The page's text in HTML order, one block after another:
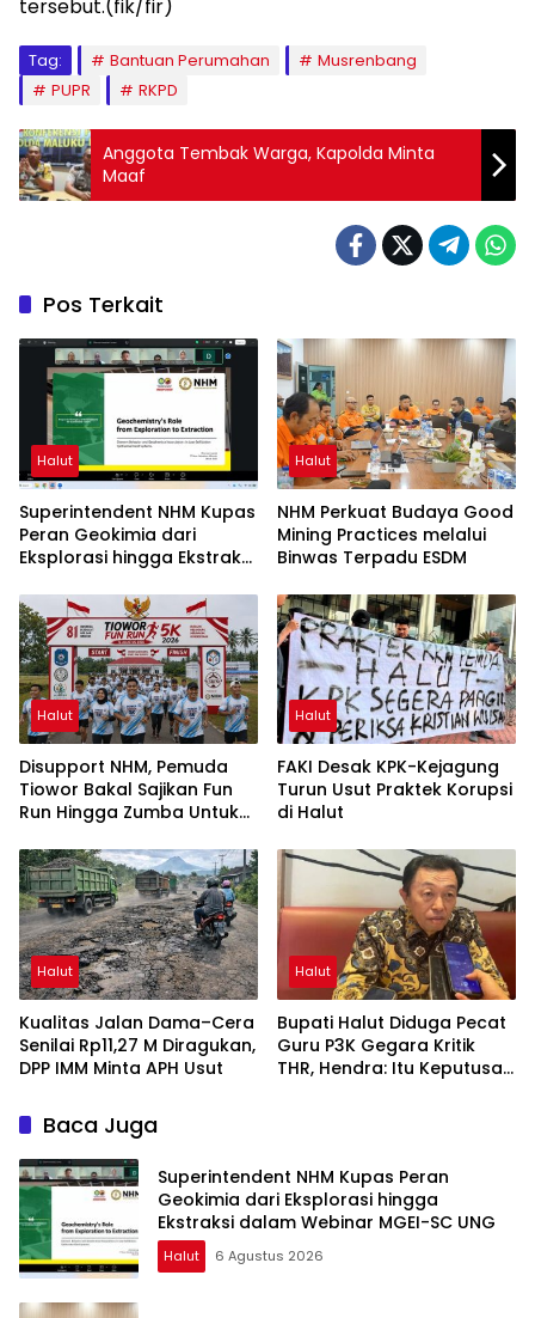
tersebut.(fik/fir)
Tag: Bantuan Perumahan
Musrenbang
PUPR
RKPD
Anggota Tembak Warga, Kapolda Minta
Maaf
Pos Terkait
Halut
Superintendent NHM Kupas
Peran Geokimia dari
Eksplorasi hingga Ekstraksi
UNG
Halut
NHM Perkuat Budaya Good
Mining Practices melalui
Binwas Terpadu ESDM
Halut
Disupport NHM, Pemuda
Tiowor Bakal Sajikan Fun
Run Hingga Zumba Untuk
Halut
FAKI Desak KPK-Kejagung
Turun Usut Praktek Korupsi
di Halut
Halut
Kualitas Jalan Dama–Cera
Senilai Rp11,27 M Diragukan,
DPP IMM Minta APH Usut
Halut
Bupati Halut Diduga Pecat
Guru P3K Gegara Kritik
THR, Hendra: Itu Keputusan
Baca Juga
Superintendent NHM Kupas Peran
Geokimia dari Eksplorasi hingga
Ekstraksi dalam Webinar MGEI-SC UNG
Halut 6 Agustus 2026